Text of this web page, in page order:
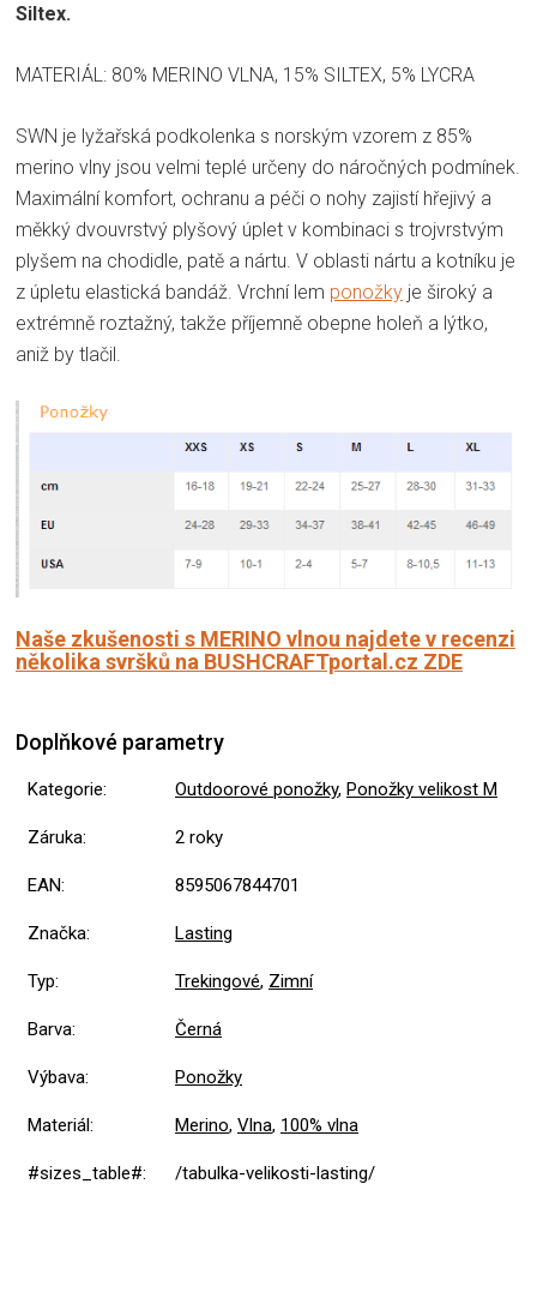
Siltex.
MATERIÁL: 80% MERINO VLNA, 15% SILTEX, 5% LYCRA
SWN je lyžařská podkolenka s norským vzorem z 85%
merino vlny jsou velmi teplé určeny do náročných podmínek.
Maximální komfort, ochranu a péči o nohy zajistí hřejivý a
měkký dvouvrstvý plyšový úplet v kombinaci s trojvrstvým
plyšem na chodidle, patě a nártu. V oblasti nártu a kotníku je
z úpletu elastická bandáž. Vrchní lem ponožky je široký a
extrémně roztažný, takže příjemně obepne holeň a lýtko,
aniž by tlačil.
Naše zkušenosti s MERINO vlnou najdete v recenzi
několika svršků na BUSHCRAFTportal.cz ZDE
Doplňkové parametry
Kategorie: Outdoorové ponožky, Ponožky velikost M
Záruka: 2 roky
EAN: 8595067844701
Značka: Lasting
Typ: Trekingové, Zimní
Barva: Černá
Výbava: Ponožky
Materiál: Merino, Vlna, 100% vlna
#sizes_table#: /tabulka-velikosti-lasting/